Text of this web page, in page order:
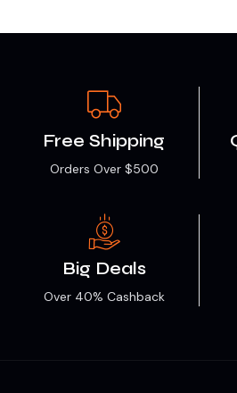
Free Shipping
Orders Over $500
Big Deals
Over 40% Cashback